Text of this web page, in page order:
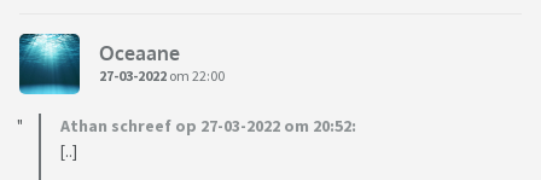
Oceaane
27-03-2022 om 22:00
Athan schreef op 27-03-2022 om 20:52:
[..]